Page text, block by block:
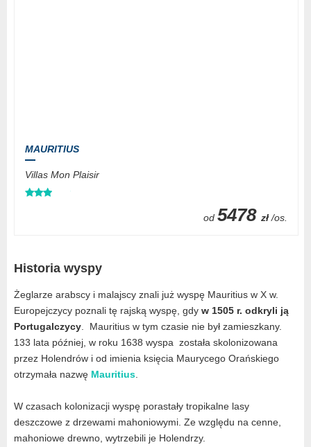
MAURITIUS
Villas Mon Plaisir
od 5478 zł /os.
Historia wyspy
Żeglarze arabscy i malajscy znali już wyspę Mauritius w X w.
Europejczycy poznali tę rajską wyspę, gdy w 1505 r. odkryli ją
Portugalczycy . Mauritius w tym czasie nie był zamieszkany.
133 lata później, w roku 1638 wyspa została skolonizowana
przez Holendrów i od imienia księcia Maurycego Orańskiego
otrzymała nazwę Mauritius
W czasach kolonizacji wyspę porastały tropikalne lasy
deszczowe z drzewami mahoniowymi. Ze względu na cenne,
mahoniowe drewno, wytrzebili je Holendrzy.